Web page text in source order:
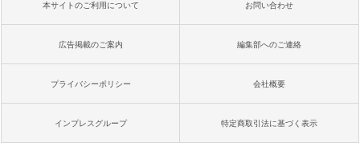
本サイトのご利用について お問い合わせ
広告掲載のご案内 編集部へのご連絡
プライバシーポリシー 会社概要
インプレスグループ 特定商取引法に基づく表示